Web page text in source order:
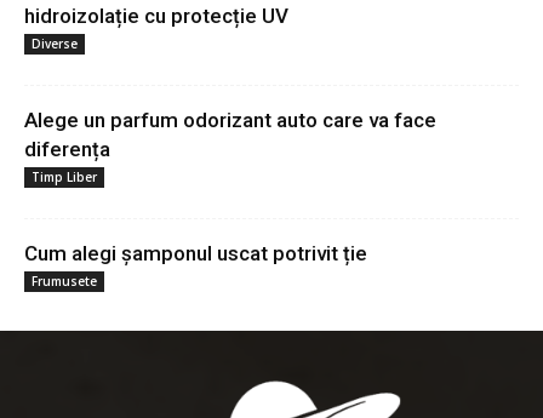
hidroizolație cu protecție UV
Diverse
Alege un parfum odorizant auto care va face
diferența
Timp Liber
Cum alegi șamponul uscat potrivit ție
Frumusete